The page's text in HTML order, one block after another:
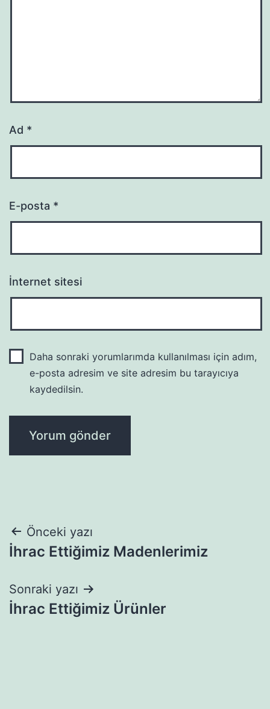
Ad *
E-posta *
İnternet sitesi
Daha sonraki yorumlarımda kullanılması için adım,
e-posta adresim ve site adresim bu tarayıcıya
kaydedilsin.
Yazı
gezinmesi
Önceki yazı
İhrac Ettiğimiz Madenlerimiz
Sonraki yazı
İhrac Ettiğimiz Ürünler